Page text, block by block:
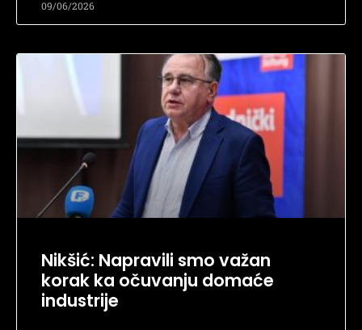
09/06/2026
Nikšić: Napravili smo važan
korak ka očuvanju domaće
industrije